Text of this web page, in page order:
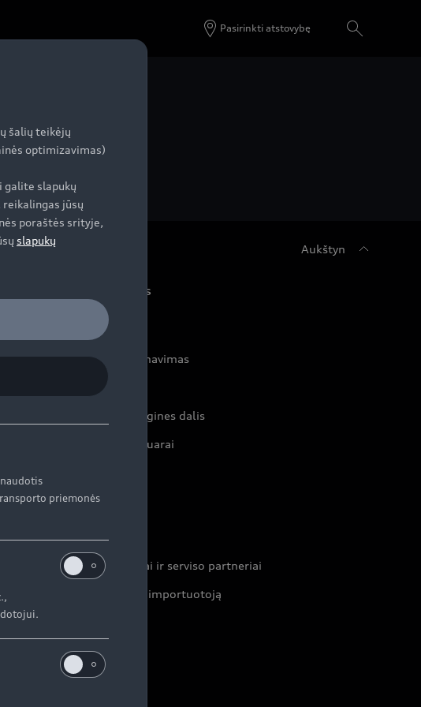
Pasirinkti atstovybę
Aukštyn
Audi servisas
Servisas ir aptarnavimas
Serviso akcijos
Originalias atsargines dalis
Originalūs aksesuarai
Prekybos atstovai ir serviso partneriai
Informacija apie importuotoją
šalių teikėjų
optimizavimas)
galite slapukų
jūsų
poraštės srityje,
slapukų
priemonės